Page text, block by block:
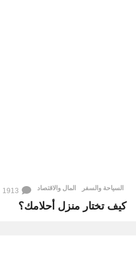
السياحة والسفر ,
المال والاقتصاد 1913
كيف تختار منزل أحلامك؟